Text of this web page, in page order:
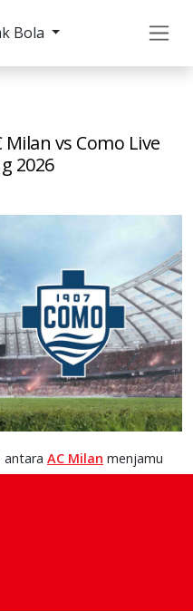
Bola
vs Como Live
2026
AC Milan menjamu